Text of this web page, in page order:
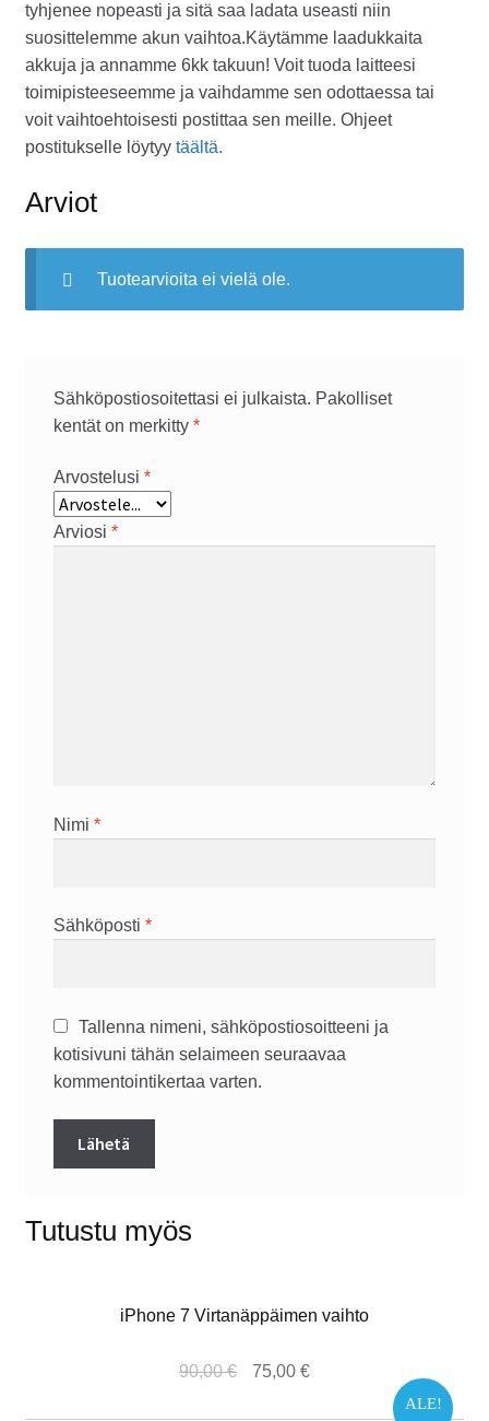
tyhjenee nopeasti ja sitä saa ladata useasti niin
suosittelemme akun vaihtoa.Käytämme laadukkaita
akkuja ja annamme 6kk takuun! Voit tuoda laitteesi
toimipisteeseemme ja vaihdamme sen odottaessa tai
voit vaihtoehtoisesti postittaa sen meille. Ohjeet
postitukselle löytyy täältä.
Arviot
Tuotearvioita ei vielä ole.
Sähköpostiosoitettasi ei julkaista. Pakolliset
kentät on merkitty *
Arvostelusi *
Arviosi *
Nimi *
Sähköposti *
Tallenna nimeni, sähköpostiosoitteeni ja
kotisivuni tähän selaimeen seuraavaa
kommentointikertaa varten.
Tutustu myös
iPhone 7 Virtanäppäimen vaihto
ALE!
90,00€ 75,00 €